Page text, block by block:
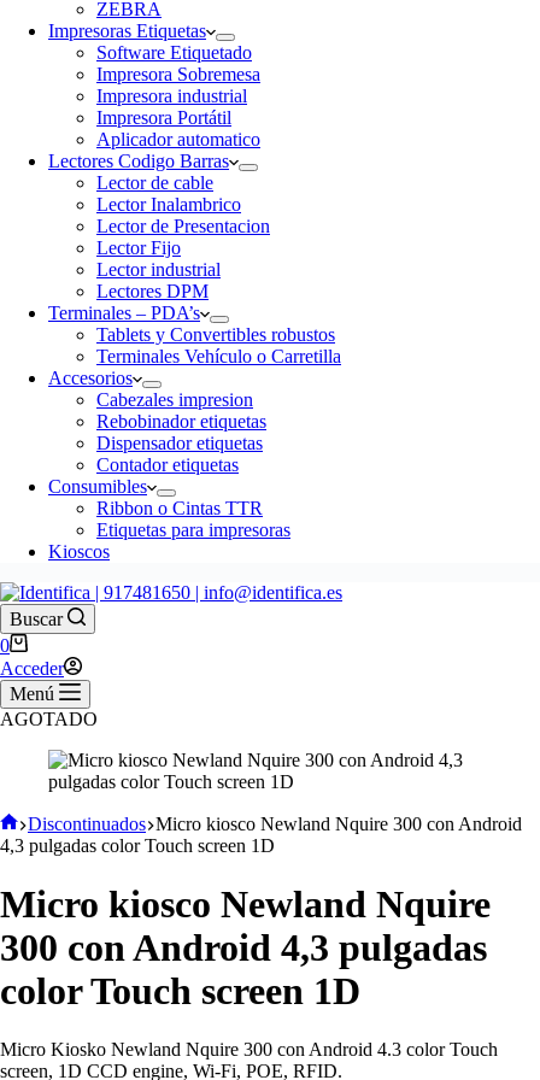
ZEBRA
Impresoras Etiquetas
Software Etiquetado
Impresora Sobremesa
Impresora industrial
Impresora Portátil
Aplicador automatico
Lectores Codigo Barras
Lector de cable
Lector Inalambrico
Lector de Presentacion
Lector Fijo
Lector industrial
Lectores DPM
Terminales – PDA’s
Tablets y Convertibles robustos
Terminales Vehículo o Carretilla
Accesorios
Cabezales impresion
Rebobinador etiquetas
Dispensador etiquetas
Contador etiquetas
Consumibles
Ribbon o Cintas TTR
Etiquetas para impresoras
Kioscos
Buscar
Carro
de
compra
0
Acceder
Menú
AGOTADO
Inicio
Discontinuados Micro kiosco Newland Nquire 300 con Android
4,3 pulgadas color Touch screen 1D
Micro kiosco Newland Nquire
300 con Android 4,3 pulgadas
color Touch screen 1D
Micro Kiosko Newland Nquire 300 con Android 4.3 color Touch
screen, 1D CCD engine, Wi-Fi, POE, RFID.